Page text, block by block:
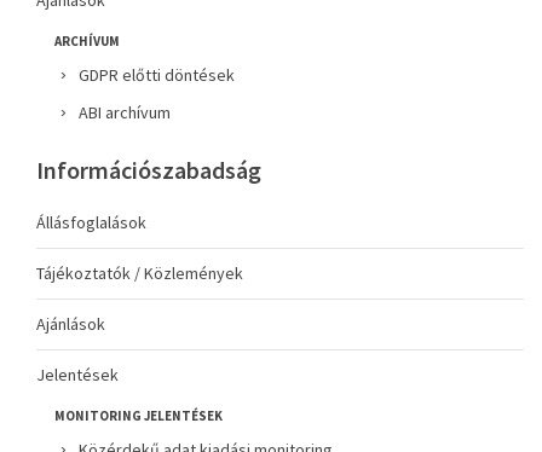
ARCHÍVUM
GDPR előtti döntések
ABI archívum
Információszabadság
Állásfoglalások
Tájékoztatók / Közlemények
Ajánlások
Jelentések
MONITORING JELENTÉSEK